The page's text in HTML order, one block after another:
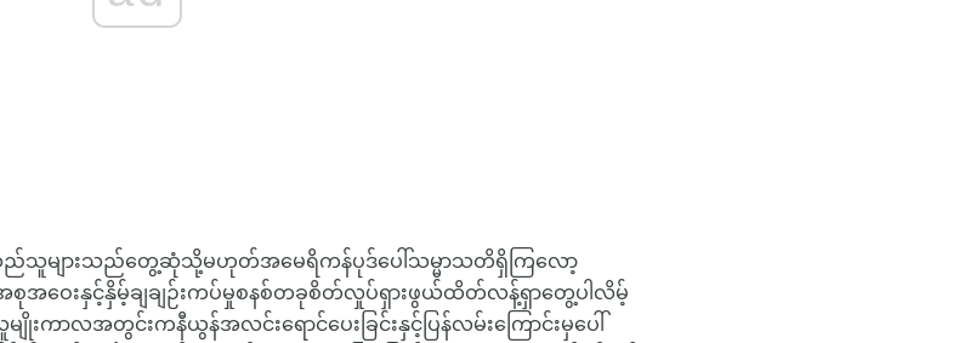
ည်သူများသည်တွေ့ဆုံသို့မဟုတ်အမေရိကန်ပုဒ်ပေါ်သမ္မာသတိရှိကြလော့
အဝေးနှင့်နှိမ့်ချချဉ်းကပ်မှုစနစ်တခုစိတ်လှုပ်ရှားဖွယ်ထိတ်လန့်ရှာတွေ့ပါလိမ့်
ကာလအတွင်းကနီယွန်အလင်းရောင်ပေးခြင်းနှင့်ပြန်လမ်းကြောင်းမှပေါ်